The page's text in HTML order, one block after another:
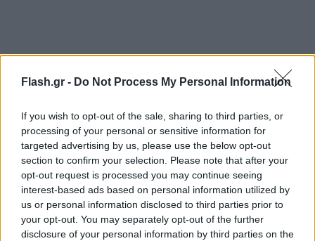
Flash.gr - Do Not Process My Personal Information
If you wish to opt-out of the sale, sharing to third parties, or
processing of your personal or sensitive information for
targeted advertising by us, please use the below opt-out
section to confirm your selection. Please note that after your
opt-out request is processed you may continue seeing
interest-based ads based on personal information utilized by
us or personal information disclosed to third parties prior to
your opt-out. You may separately opt-out of the further
disclosure of your personal information by third parties on the
1. Λειτουργία της πόλης
2. Ασφάλεια
3. Κλιματική αλλαγή/ανθεκτικότητα
4. Υποδομές/Ανάπτυξη
5. Κοινωνική πολιτική
6. Πολιτισμός